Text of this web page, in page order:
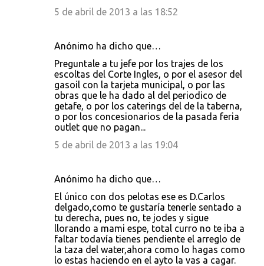
5 de abril de 2013 a las 18:52
Anónimo ha dicho que…
Preguntale a tu jefe por los trajes de los
escoltas del Corte Ingles, o por el asesor del
gasoil con la tarjeta municipal, o por las
obras que le ha dado al del periodico de
getafe, o por los caterings del de la taberna,
o por los concesionarios de la pasada feria
outlet que no pagan...
5 de abril de 2013 a las 19:04
Anónimo ha dicho que…
El único con dos pelotas ese es D.Carlos
delgado,como te gustaría tenerle sentado a
tu derecha, pues no, te jodes y sigue
llorando a mami espe, total curro no te iba a
faltar todavía tienes pendiente el arreglo de
la taza del water,ahora como lo hagas como
lo estas haciendo en el ayto la vas a cagar.